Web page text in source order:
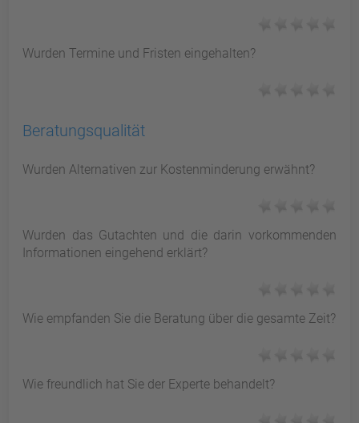
Wurden Termine und Fristen eingehalten?
Beratungsqualität
Wurden Alternativen zur Kostenminderung erwähnt?
Wurden das Gutachten und die darin vorkommenden
Informationen eingehend erklärt?
Wie empfanden Sie die Beratung über die gesamte Zeit?
Wie freundlich hat Sie der Experte behandelt?